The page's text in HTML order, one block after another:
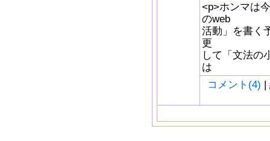
<p>ホンマは
のweb
活動」を書く
更
して「文法の
は
コメント(4) |